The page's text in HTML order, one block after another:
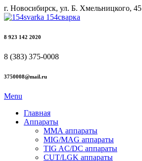
г. Новосибирск, ул. Б. Хмельницкого, 45
8 923 142 2020
8 (383) 375-0008
3750008@mail.ru
Menu
Главная
Аппараты
ММА аппараты
MIG/MAG аппараты
TIG AC/DC аппараты
CUT/LGK аппараты